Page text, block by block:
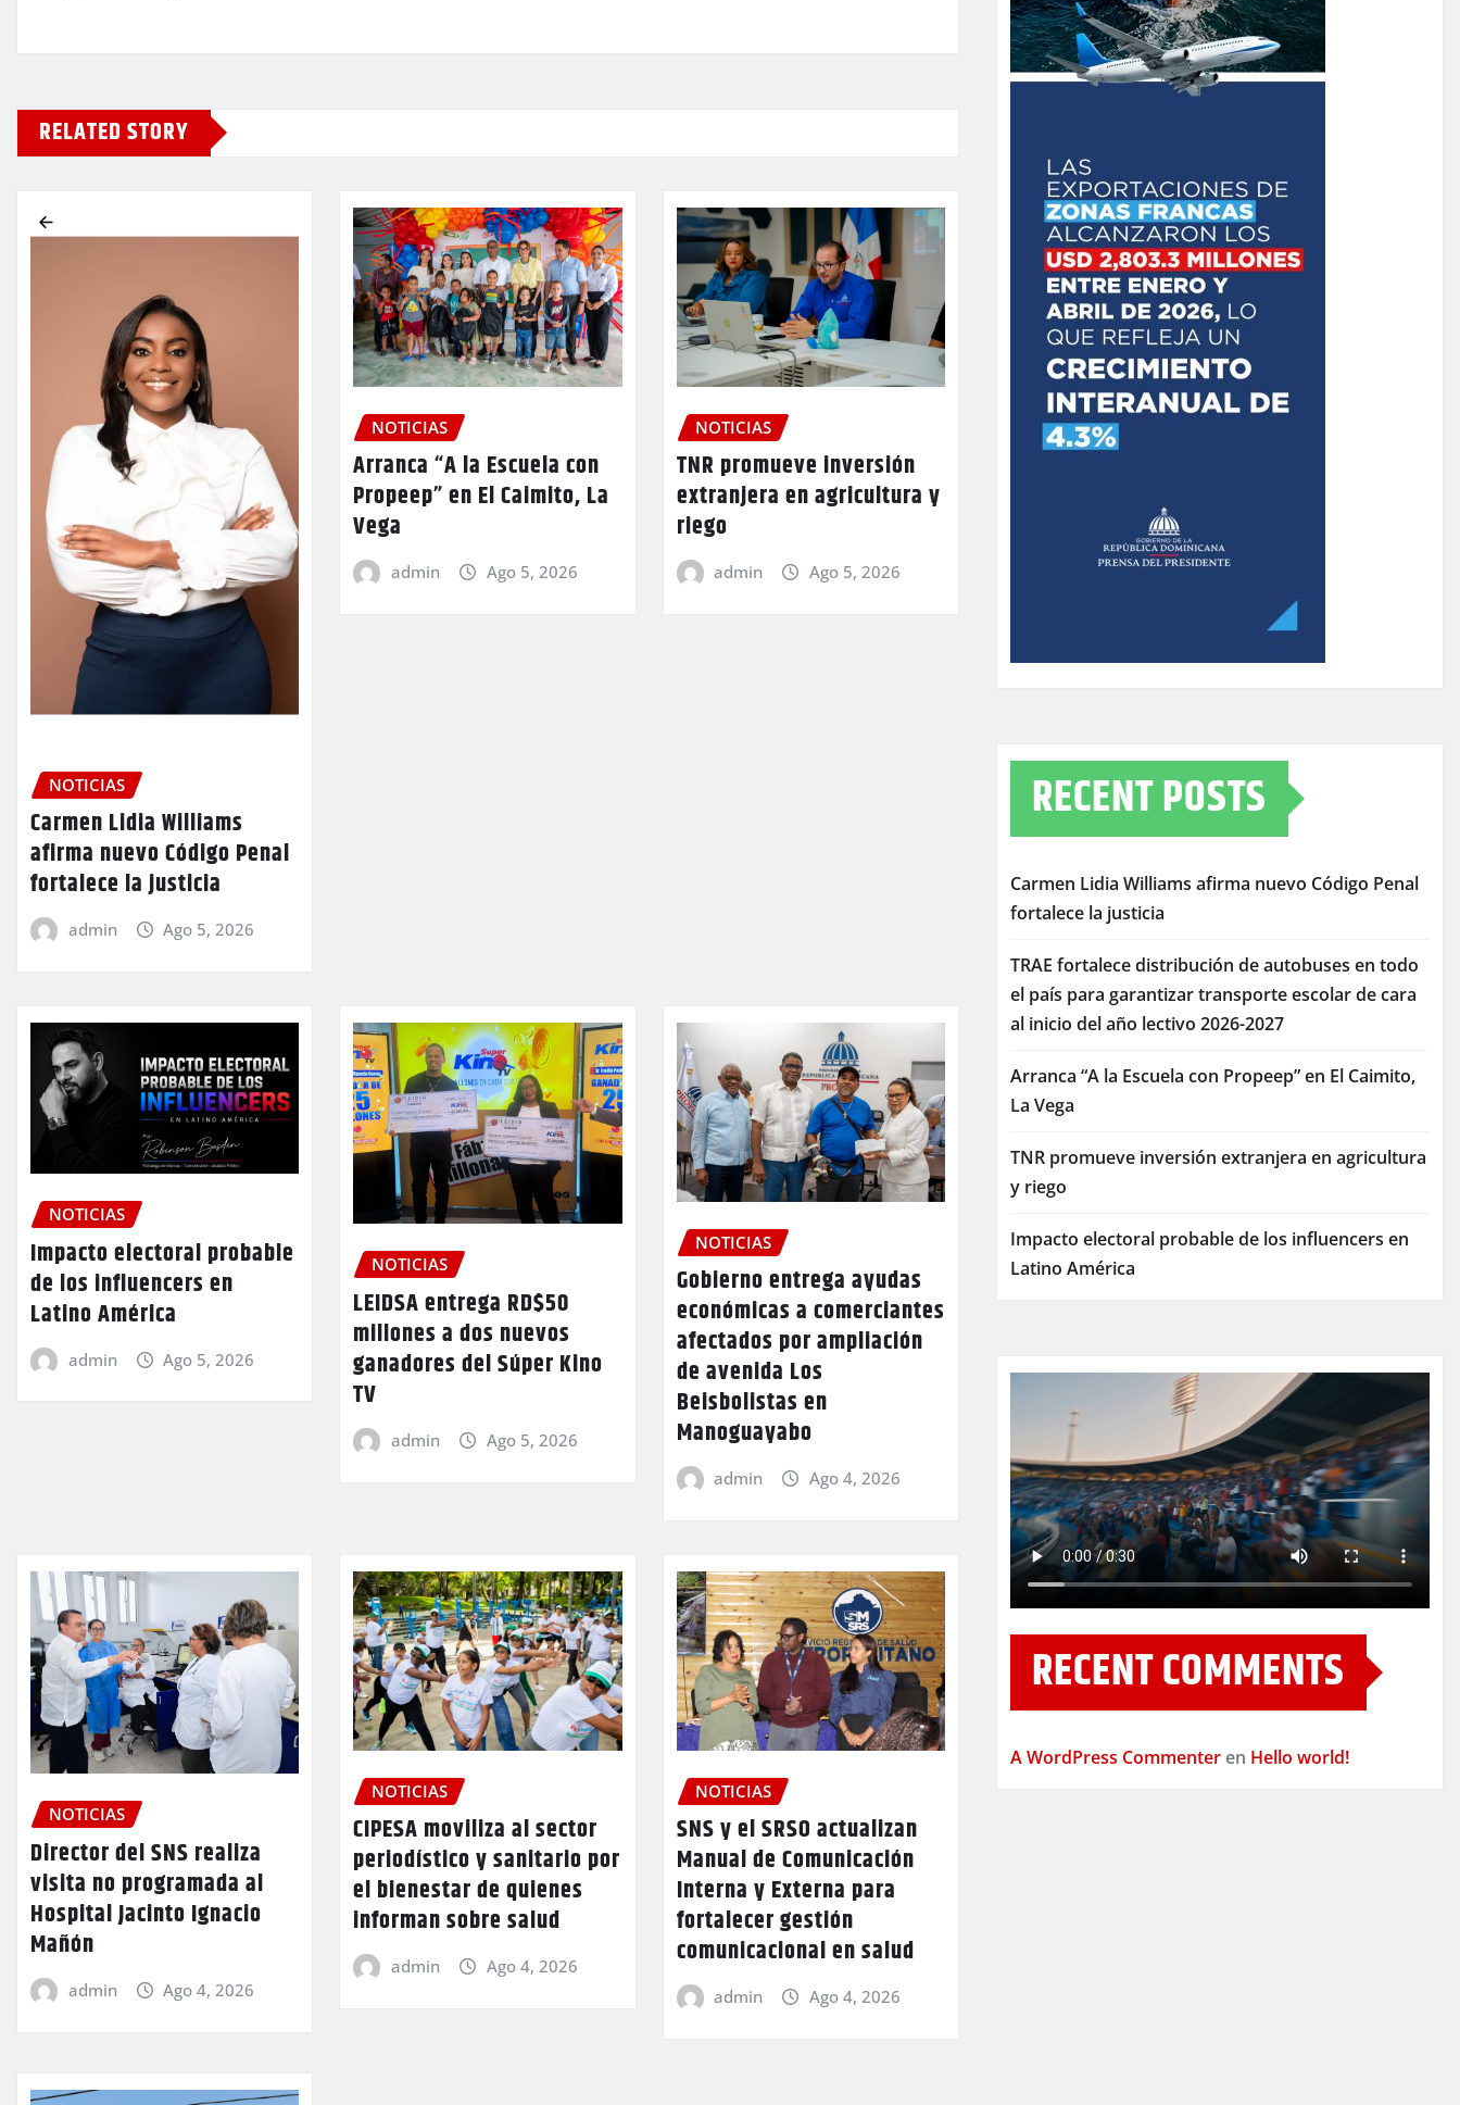
RELATED STORY
NOTICIAS
Carmen Lidia Williams
afirma nuevo Código Penal
fortalece la justicia
admin Ago 5, 2026
NOTICIAS
Arranca “A la Escuela con
Propeep” en El Caimito, La
Vega
admin Ago 5, 2026
NOTICIAS
TNR promueve inversión
extranjera en agricultura y
riego
admin Ago 5, 2026
NOTICIAS
Impacto electoral probable
de los influencers en
Latino América
admin Ago 5, 2026
NOTICIAS
LEIDSA entrega RD$50
millones a dos nuevos
ganadores del Súper Kino
TV
admin Ago 5, 2026
NOTICIAS
Gobierno entrega ayudas
económicas a comerciantes
afectados por ampliación
de avenida Los
Beisbolistas en
Manoguayabo
admin Ago 4, 2026
NOTICIAS
Director del SNS realiza
visita no programada al
Hospital Jacinto Ignacio
Mañón
admin Ago 4, 2026
NOTICIAS
CIPESA moviliza al sector
periodístico y sanitario por
el bienestar de quienes
informan sobre salud
admin Ago 4, 2026
NOTICIAS
SNS y el SRSO actualizan
Manual de Comunicación
Interna y Externa para
fortalecer gestión
comunicacional en salud
admin Ago 4, 2026
RECENT POSTS
Carmen Lidia Williams afirma nuevo Código Penal
fortalece la justicia
TRAE fortalece distribución de autobuses en todo
el país para garantizar transporte escolar de cara
al inicio del año lectivo 2026-2027
Arranca “A la Escuela con Propeep” en El Caimito,
La Vega
TNR promueve inversión extranjera en agricultura
y riego
Impacto electoral probable de los influencers en
Latino América
RECENT COMMENTS
A WordPress Commenter en Hello world!